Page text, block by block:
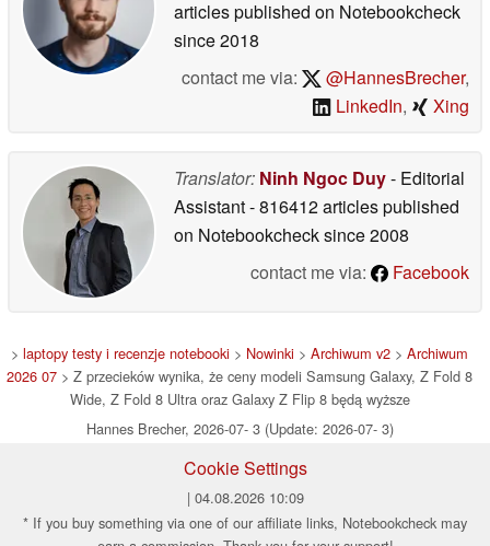
articles published on Notebookcheck
since 2018
contact me via:
@HannesBrecher,
LinkedIn, Xing
Translator: Ninh Ngoc Duy- Editorial
Assistant- 816412 articles published
on Notebookchecksince 2008
contact me via:
Facebook
> laptopy testy i recenzje notebooki > Nowinki > Archiwum v2 > Archiwum
2026 07 > Z przecieków wynika, że ceny modeli Samsung Galaxy, Z Fold 8
Wide, Z Fold 8 Ultra oraz Galaxy Z Flip 8 będą wyższe
Hannes Brecher, 2026-07- 3 (Update: 2026-07- 3)
Cookie Settings
| 04.08.2026 10:09
* If you buy something via one of our affiliate links, Notebookcheck may